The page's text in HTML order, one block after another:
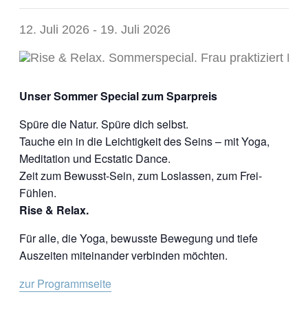
12. Juli 2026 - 19. Juli 2026
Unser Sommer Special zum Sparpreis
Spüre die Natur. Spüre dich selbst.
Tauche ein in die Leichtigkeit des Seins – mit Yoga,
Meditation und Ecstatic Dance.
Zeit zum Bewusst-Sein, zum Loslassen, zum Frei-
Fühlen.
Rise & Relax.
Für alle, die Yoga, bewusste Bewegung und tiefe
Auszeiten miteinander verbinden möchten.
zur Programmseite